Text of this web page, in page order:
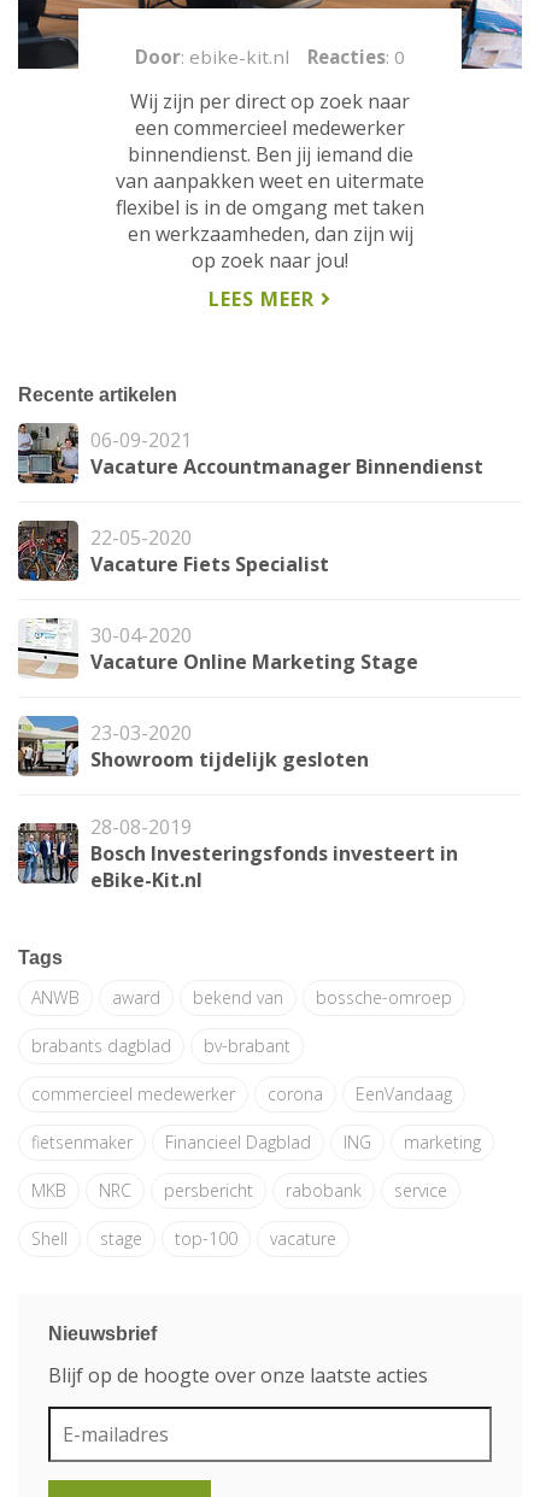
Door: ebike-kit.nl Reacties: 0
Wij zijn per direct op zoek naar
een commercieel medewerker
binnendienst. Ben jij iemand die
van aanpakken weet en uitermate
flexibel is in de omgang met taken
en werkzaamheden, dan zijn wij
op zoek naar jou!
LEES MEER
Recente artikelen
06-09-2021
Vacature Accountmanager Binnendienst
22-05-2020
Vacature Fiets Specialist
30-04-2020
Vacature Online Marketing Stage
23-03-2020
Showroom tijdelijk gesloten
28-08-2019
Bosch Investeringsfonds investeert in
eBike-Kit.nl
Tags
ANWB award bekend van bossche-omroep
brabants dagblad bv-brabant
commercieel medewerker corona EenVandaag
fietsenmaker Financieel Dagblad ING marketing
MKB NRC persbericht rabobank service
Shell stage top-100 vacature
Nieuwsbrief
Blijf op de hoogte over onze laatste acties